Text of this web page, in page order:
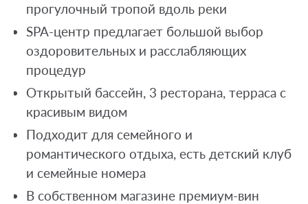
прогулочный тропой вдоль реки
SPA-центр предлагает большой выбор
оздоровительных и расслабляющих
процедур
Открытый бассейн, 3 ресторана, терраса с
красивым видом
Подходит для семейного и
романтического отдыха, есть детский клуб
и семейные номера
В собственном магазине премиум-вин